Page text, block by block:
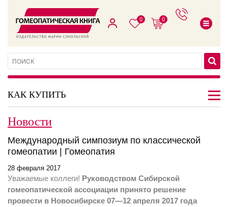
0 0
КАК КУПИТЬ
Новости
Международный симпозиум по классической
гомеопатии | Гомеопатия
28 февраля 2017
Уважаемые коллеги! Руководством Сибирской
гомеопатической ассоциации принято решение
провести в Новосибирске 07—12 апреля 2017 года